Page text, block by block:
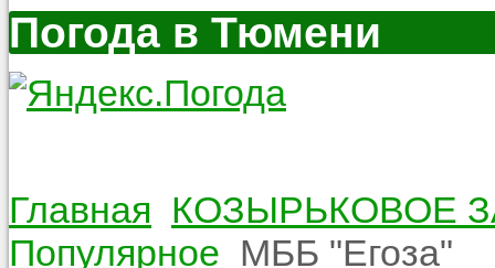
Погода в Тюмени
Главная КОЗЫРЬКОВОЕ
Популярное МББ "Егоза"